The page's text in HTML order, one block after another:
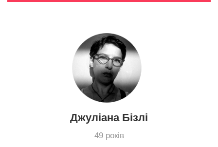
Джуліана Бізлі
49 років